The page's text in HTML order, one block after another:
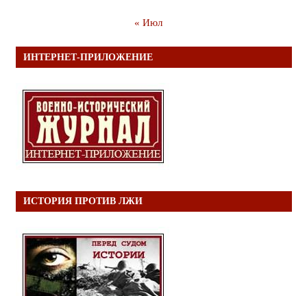
« Июл
ИНТЕРНЕТ-ПРИЛОЖЕНИЕ
ИСТОРИЯ ПРОТИВ ЛЖИ